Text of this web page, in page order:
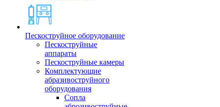
Пескоструйное оборудование
Пескоструйные
аппараты
Пескоструйные камеры
Комплектующие
абразивоструйного
оборудования
Сопла